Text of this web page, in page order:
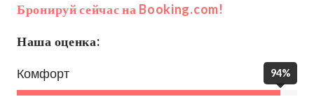
Бронируй сейчас на Booking.com!
Наша оценка:
Комфорт 94%